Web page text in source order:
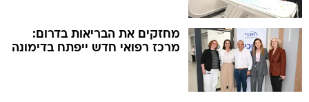
מחזקים את הבריאות בדרום:
מרכז רפואי חדש ייפתח בדימונה